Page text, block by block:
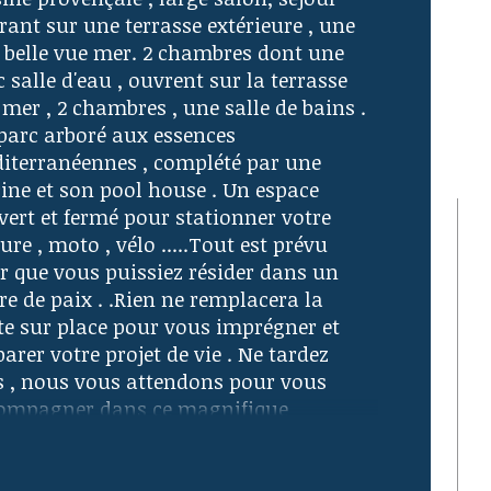
de pièces
de niveaux
salle d'eau
sur une terrasse extérieure , une
vue mer. 2 chambres dont une
salle d'eau , ouvrent sur la terrasse
, 2 chambres , une salle de bains .
arboré aux essences
, complété par une
et son pool house . Un espace
et fermé pour stationner votre
, moto , vélo .....Tout est prévu
que vous puissiez résider dans un
de paix . .Rien ne remplacera la
sur place pour vous imprégner et
votre projet de vie . Ne tardez
, nous vous attendons pour vous
dans ce magnifique